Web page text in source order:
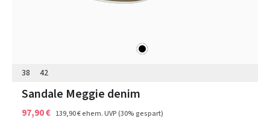
schwarz
38 42
Sandale Meggie denim
97,90 € 139,90 €ehem. UVP(30% gespart)